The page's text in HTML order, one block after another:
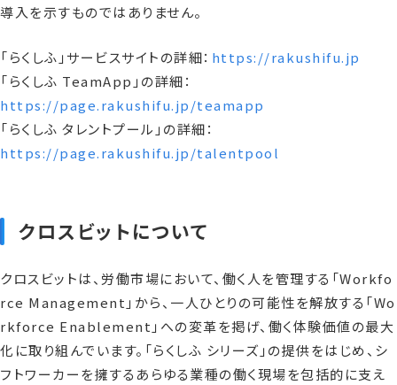
導入を示すものではありません。
「らくしふ」サービスサイトの詳細： https://rakushifu.jp
「らくしふ TeamApp」の詳細：
https://page.rakushifu.jp/teamapp
「らくしふ タレントプール」の詳細：
https://page.rakushifu.jp/talentpool
クロスビットについて
クロスビットは、労働市場において、働く人を管理する「Workfo
rce Management」から、一人ひとりの可能性を解放する「Wo
rkforce Enablement」への変革を掲げ、働く体験価値の最大
化に取り組んでいます。「らくしふ シリーズ」の提供をはじめ、シ
フトワーカーを擁するあらゆる業種の働く現場を包括的に支え